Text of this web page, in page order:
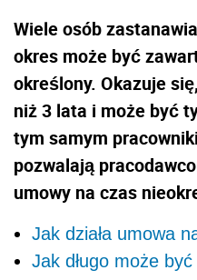
Wiele osób
okres może być
określony. Okazuje
niż 3 lata i może być
tym samym
pozwalają
umowy na czas
Jak działa umowa
Jak długo może